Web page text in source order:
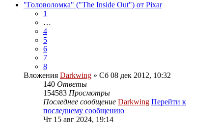
"Головоломка" ("The Inside Out") от Pixar
1
…
4
5
6
7
8
Вложения Darkwing » Сб 08 дек 2012, 10:32
140 Ответы
154583 Просмотры
Последнее сообщение Darkwing Перейти к
последнему сообщению
Чт 15 авг 2024, 19:14